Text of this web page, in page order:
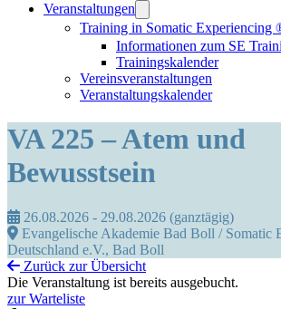
Veranstaltungen
Training in Somatic Experiencing
Informationen zum SE
Trainingskalender
Vereinsveranstaltungen
Veranstaltungskalender
VA 225 – Atem und
Bewusstsein
26.08.2026 - 29.08.2026 (ganztägig)
Evangelische Akademie Bad Boll / Somatic
Deutschland e.V., Bad Boll
Zurück zur Übersicht
Die Veranstaltung ist bereits ausgebucht.
zur Warteliste